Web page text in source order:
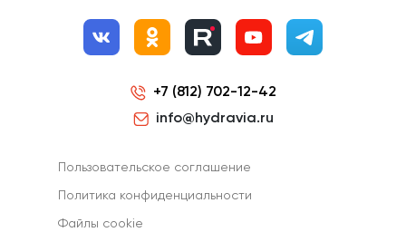
+7 (812) 702-12-42
info@hydravia.ru
Пользовательское соглашение
Политика конфиденциальности
Файлы cookie